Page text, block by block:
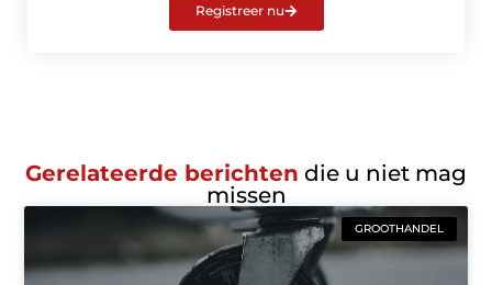
Registreer nu
Gerelateerde berichten die u niet mag
missen
GROOTHANDEL